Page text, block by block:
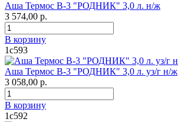
Аша Термос В-3 "РОДНИК" 3,0 л. н/ж
3 574,00 р.
В корзину
1с593
Аша Термос В-3 "РОДНИК" 3,0 л. уз/г н/ж
3 058,00 р.
В корзину
1с592